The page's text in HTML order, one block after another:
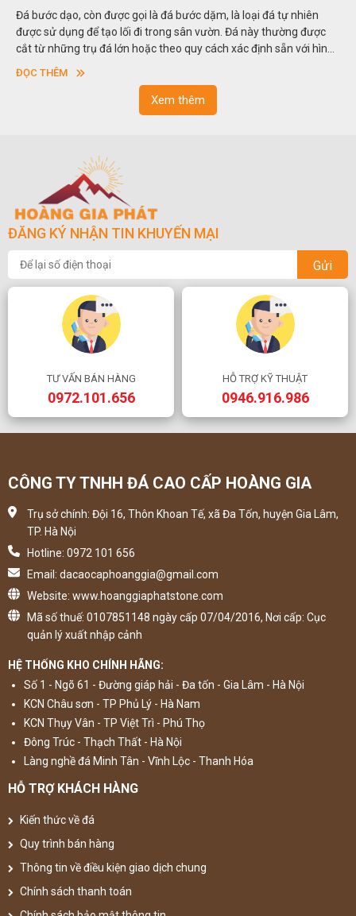
Đá bước dạo, còn được gọi là đá bước dặm, là loại đá tự nhiên
được sử dụng để tạo lối đi trong sân vườn. Đá này thường được
cắt từ những trụ đá lớn hoặc theo quy cách xác định sẵn với hình
vuông hoặc hình chữ nhật và có độ dày khác nhau.
ĐỌC THÊM
Xem thêm
ĐĂNG KÝ NHẬN TIN KHUYẾN MẠI
Gửi
TƯ VẤN BÁN HÀNG
0972.101.656
HỖ TRỢ KỸ THUẬT
0946.916.986
CÔNG TY TNHH ĐÁ CAO CẤP HOÀNG GIA
Trụ sở chính: Đội 16, Thôn Khoan Tế, xã Đa Tốn, huyện Gia Lâm,
TP. Hà Nội
Hotline: 0972 101 656
Email: dacaocaphoanggia@gmail.com
Website: www.hoanggiaphatstone.com
Mã số thuế: 0107851148 ngày cấp 07/04/2016, Nơi cấp: Cục
quản lý xuất nhập cảnh
HỆ THỐNG KHO CHÍNH HÃNG:
Số 1 - Ngõ 61 - Đường giáp hải - Đa tốn - Gia Lâm - Hà Nội
KCN Châu sơn - TP Phủ Lý - Hà Nam
KCN Thụy Vân - TP Việt Trì - Phú Thọ
Đông Trúc - Thạch Thất - Hà Nội
Làng nghề đá Minh Tân - Vĩnh Lộc - Thanh Hóa
HỖ TRỢ KHÁCH HÀNG
Kiến thức về đá
Quy trình bán hàng
Thông tin về điều kiện giao dịch chung
Chính sách thanh toán